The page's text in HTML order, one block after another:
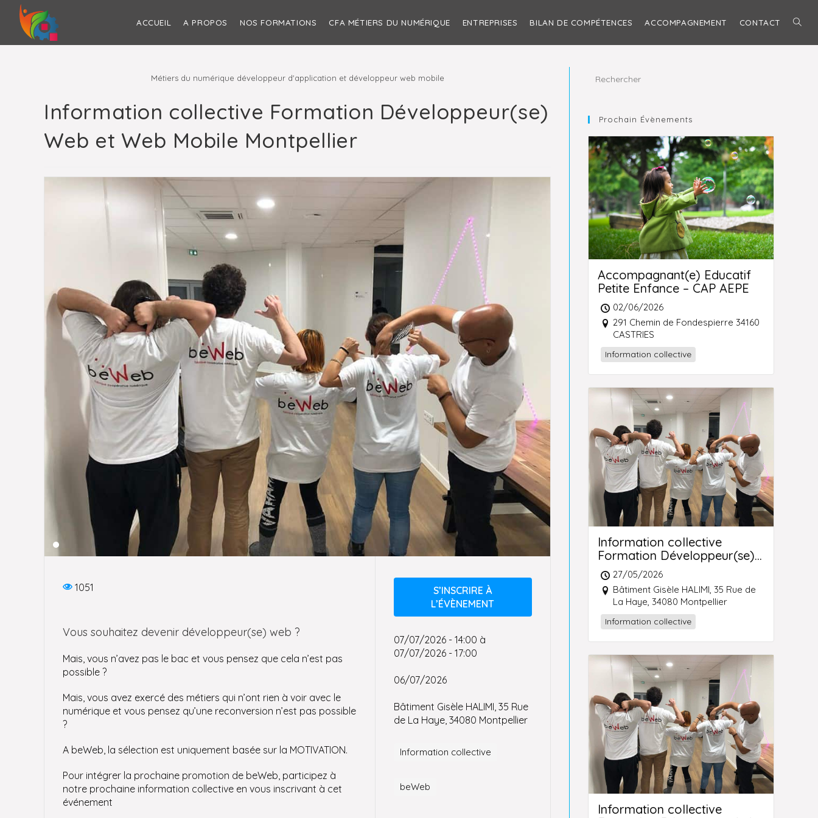
content
ACCUEIL A PROPOS NOS FORMATIONS CFA MÉTIERS DU NUMÉRIQUE ENTREPRISES BILAN DE COMPÉTENCES ACCOMPAGNEMENT CONTACT
Métiers du numérique développeur d'application et développeur web mobile
Information collective Formation Développeur(se)
Web et Web Mobile Montpellier
1051
Vous souhaitez devenir développeur(se) web ?
Mais, vous n’avez pas le bac et vous pensez que cela n’est pas
possible ?
Mais, vous avez exercé des métiers qui n’ont rien à voir avec le
numérique et vous pensez qu’une reconversion n’est pas possible
?
A beWeb, la sélection est uniquement basée sur la MOTIVATION.
Pour intégrer la prochaine promotion de beWeb, participez à
notre prochaine information collective en vous inscrivant à cet
événement
S’INSCRIRE À
L’ÉVÈNEMENT
07/07/2026 - 14:00 à
07/07/2026 - 17:00
06/07/2026
Bâtiment Gisèle HALIMI, 35 Rue
de La Haye, 34080 Montpellier
Information collective
beWeb
Prochain Évènements
Accompagnant(e) Educatif
Petite Enfance – CAP AEPE
02/06/2026
291 Chemin de Fondespierre 34160
CASTRIES
Information collective
Information collective
Formation Développeur(se)
Web et Web Mobile
Montpellier
27/05/2026
Bâtiment Gisèle HALIMI, 35 Rue de
La Haye, 34080 Montpellier
Information collective
Information collective